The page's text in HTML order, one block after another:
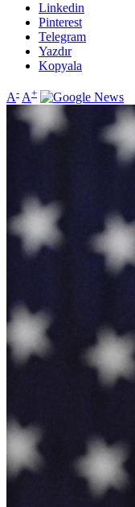
Linkedin
Pinterest
Telegram
Yazdır
Kopyala
A- A+